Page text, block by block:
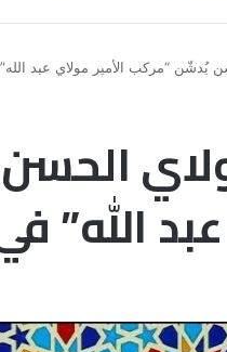
يُدشّن “مركب الأمير مولاي عبد
الله”